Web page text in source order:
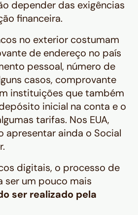
depender das exigências
financeira.
no exterior costumam
de endereço no país
pessoal, número de
casos, comprovante
instituições que também
inicial na conta e o
tarifas. Nos EUA,
apresentar ainda o Social
digitais, o processo de
ser um pouco mais
ser realizado pela